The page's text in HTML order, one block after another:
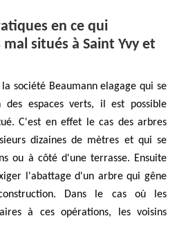
en ce qui
situés à Saint Yvy et
société Beaumann elagage qui se
des espaces verts, il est possible
C'est en effet le cas des arbres
dizaines de mètres et qui se
ou à côté d'une terrasse. Ensuite
l'abattage d'un arbre qui gêne
Dans le cas où les
à ces opérations, les voisins